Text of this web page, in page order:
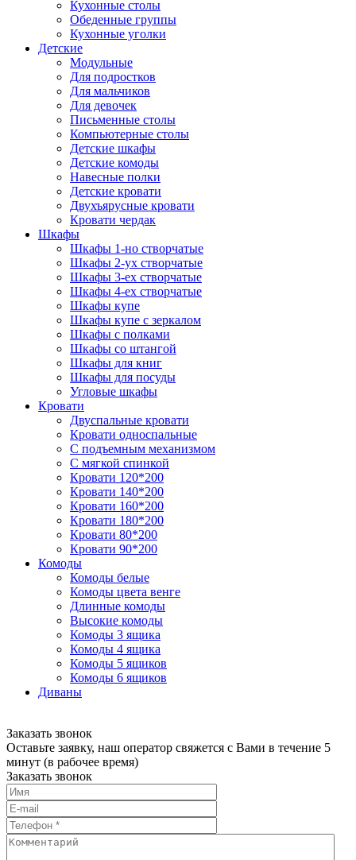
Кухонные столы
Обеденные группы
Кухонные уголки
Детские
Модульные
Для подростков
Для мальчиков
Для девочек
Письменные столы
Компьютерные столы
Детские шкафы
Детские комоды
Навесные полки
Детские кровати
Двухъярусные кровати
Кровати чердак
Шкафы
Шкафы 1-но створчатые
Шкафы 2-ух створчатые
Шкафы 3-ех створчатые
Шкафы 4-ех створчатые
Шкафы купе
Шкафы купе с зеркалом
Шкафы с полками
Шкафы со штангой
Шкафы для книг
Шкафы для посуды
Угловые шкафы
Кровати
Двуспальные кровати
Кровати односпальные
С подъемным механизмом
С мягкой спинкой
Кровати 120*200
Кровати 140*200
Кровати 160*200
Кровати 180*200
Кровати 80*200
Кровати 90*200
Комоды
Комоды белые
Комоды цвета венге
Длинные комоды
Высокие комоды
Комоды 3 ящика
Комоды 4 ящика
Комоды 5 ящиков
Комоды 6 ящиков
Диваны
Заказать звонок
Оставьте заявку, наш оператор свяжется с Вами в течение 5
минут (в рабочее время)
Заказать звонок